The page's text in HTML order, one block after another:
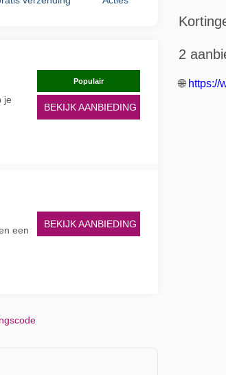
je
Populair
BEKIJK AANBIEDING
een
BEKIJK AANBIEDING
2
🌐 https://